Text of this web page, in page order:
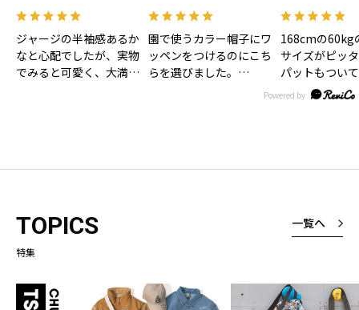
ジャージの半袖感あるか
なと心配でしたが、実物
でみると可愛く、大満足
園で使うカラー帽子にワ
ッペンをつけるのにこち
らを選びました。
大きすぎずとっても可愛
168cmの60kg
サイズがピッ
パットもつい
お風呂上がり
ょうどいい感
たが、厚くて
なく、しっか
様なところも
TOPICS
特集
一覧へ